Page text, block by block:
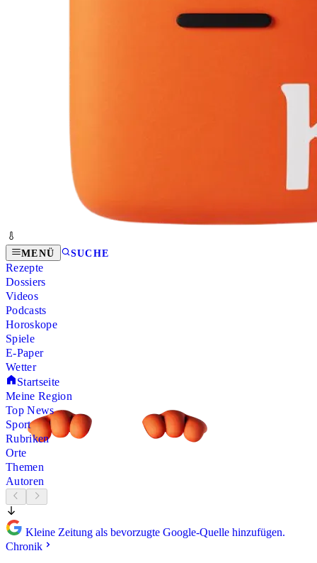
MENÜ SUCHE
Rezepte
Dossiers
Videos
Podcasts
Horoskope
Spiele
E-Paper
Wetter
Startseite
Meine Region
Top News
Sport
Rubriken
Orte
Themen
Autoren
Kleine Zeitung als bevorzugte Google-Quelle hinzufügen.
Chronik